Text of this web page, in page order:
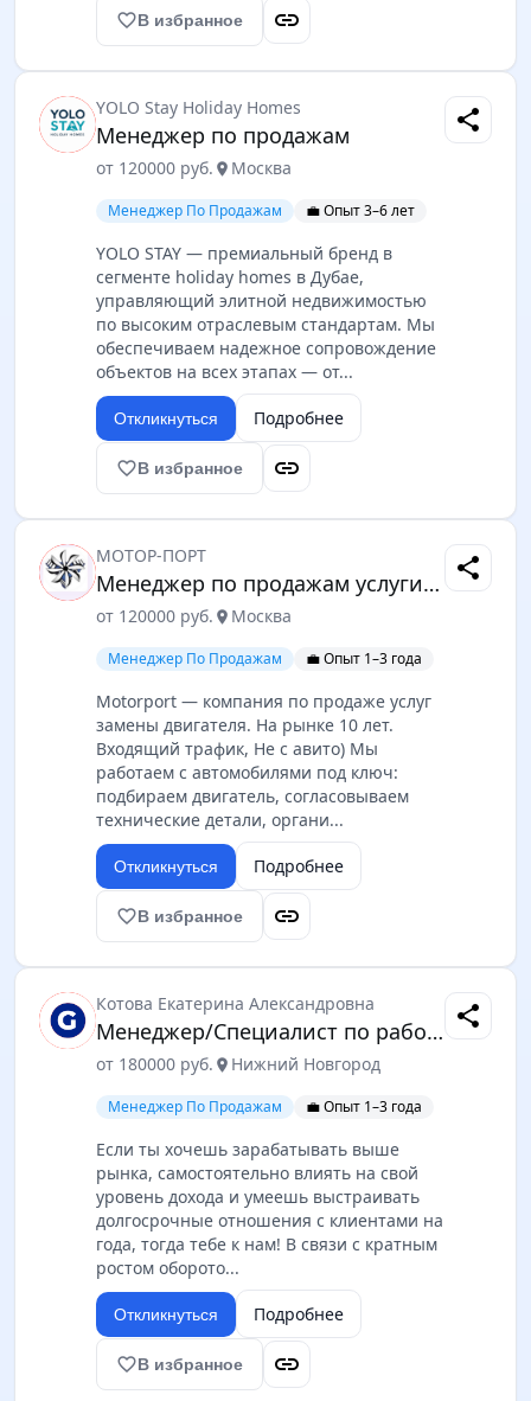
favorite_borderВ избранное link
YOLO Stay Holiday Homes
Менеджер по продажам
от 120000 руб. location_on Москва
Менеджер По Продажам 💼 Опыт 3–6 лет
YOLO STAY — премиальный бренд в
сегменте holiday homes в Дубае,
управляющий элитной недвижимостью
по высоким отраслевым стандартам. Мы
обеспечиваем надежное сопровождение
объектов на всех этапах — от...
Откликнуться Подробнее
favorite_borderВ избранное link
share
МОТОР-ПОРТ
Менеджер по продажам услуги замена двигателя
от 120000 руб. location_on Москва
Менеджер По Продажам 💼 Опыт 1–3 года
Motorport — компания по продаже услуг
замены двигателя. На рынке 10 лет.
Входящий трафик, Не с авито) Мы
работаем с автомобилями под ключ:
подбираем двигатель, согласовываем
технические детали, органи...
Откликнуться Подробнее
favorite_borderВ избранное link
share
Котова Екатерина Александровна
Менеджер/Специалист по работе с ключевыми клиентами
от 180000 руб. location_on Нижний Новгород
Менеджер По Продажам 💼 Опыт 1–3 года
Если ты хочешь зарабатывать выше
рынка, самостоятельно влиять на свой
уровень дохода и умеешь выстраивать
долгосрочные отношения с клиентами на
года, тогда тебе к нам! В связи с кратным
ростом оборото...
Откликнуться Подробнее
favorite_borderВ избранное link
share